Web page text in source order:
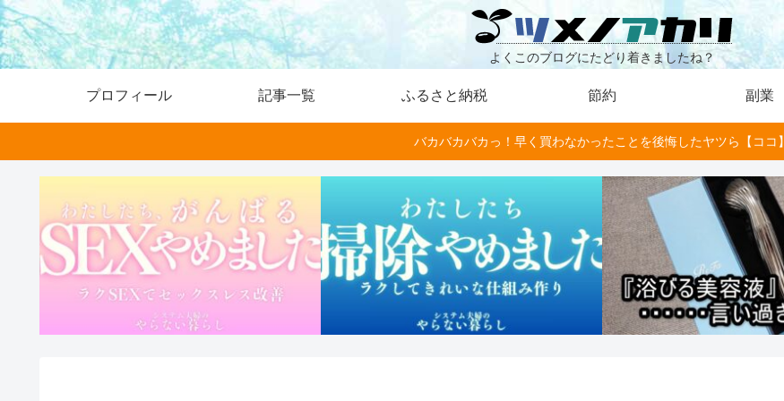
よくこのブログにたどり着きましたね？
プロフィール 記事一覧 ふるさと納税 節約 副業
バカバカバカっ！早く買わなかったことを後悔したヤツら【ココ】